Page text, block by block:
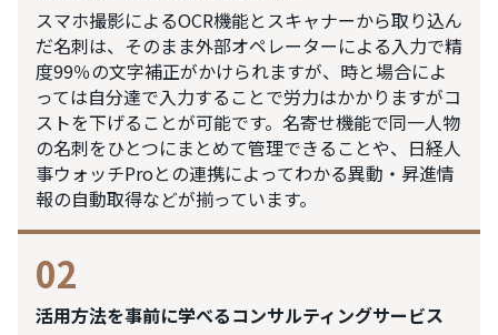
スマホ撮影によるOCR機能とスキャナーから取り込ん
だ名刺は、そのまま外部オペレーターによる入力で精
度99％の文字補正がかけられますが、時と場合によ
っては自分達で入力することで労力はかかりますがコ
ストを下げることが可能です。名寄せ機能で同一人物
の名刺をひとつにまとめて管理できることや、日経人
事ウォッチProとの連携によってわかる異動・昇進情
報の自動取得などが揃っています。
02
活用方法を事前に学べるコンサルティングサービス